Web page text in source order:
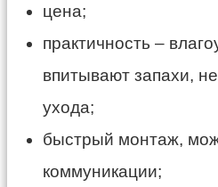
цена;
практичность –
впитывают запахи,
ухода;
быстрый монтаж,
коммуникации;